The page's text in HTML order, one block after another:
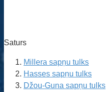
Saturs
Millera sapņu tulks
Hasses sapņu tulks
Džou-Guna sapņu tulks